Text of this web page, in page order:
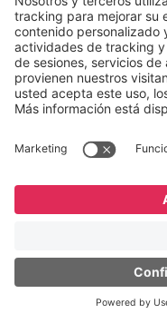
Memphis
CEO
“Con
acompañar
verificar,
costos”.